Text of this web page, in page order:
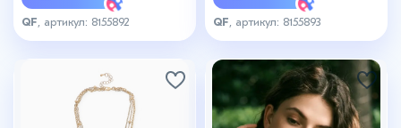
QF , артикул: 8155892 QF , артикул: 8155893